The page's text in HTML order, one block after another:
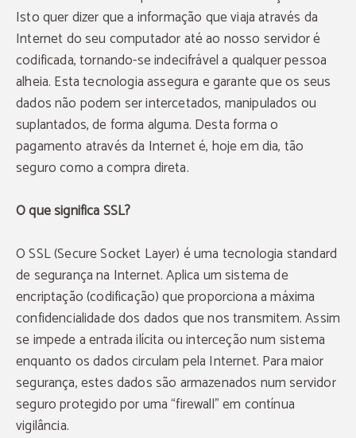
Isto quer dizer que a informação que viaja através da
Internet do seu computador até ao nosso servidor é
codificada, tornando-se indecifrável a qualquer pessoa
alheia. Esta tecnologia assegura e garante que os seus
dados não podem ser intercetados, manipulados ou
suplantados, de forma alguma. Desta forma o
pagamento através da Internet é, hoje em dia, tão
seguro como a compra direta.
O que significa SSL?
O SSL (Secure Socket Layer) é uma tecnologia standard
de segurança na Internet. Aplica um sistema de
encriptação (codificação) que proporciona a máxima
confidencialidade dos dados que nos transmitem. Assim
se impede a entrada ilícita ou interceção num sistema
enquanto os dados circulam pela Internet. Para maior
segurança, estes dados são armazenados num servidor
seguro protegido por uma “firewall” em contínua
vigilância.